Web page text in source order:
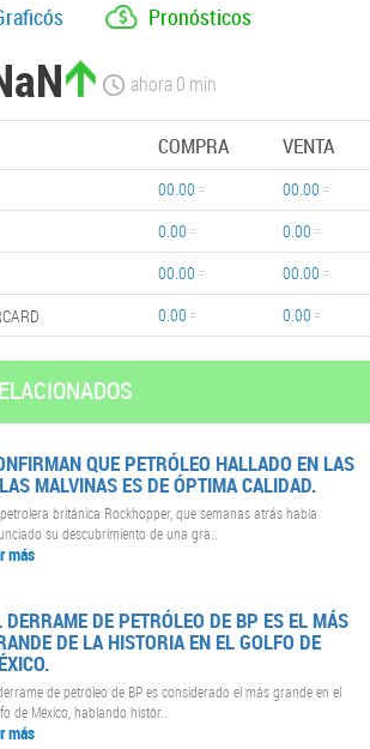
Pronósticos
ahora0 min
COMPRA VENTA
00.00
00.00
0.00
0.00
00.00
00.00
0.00 0.00
QUE PETRÓLEO HALLADO EN LAS
MALVINAS ES DE ÓPTIMA CALIDAD.
británica Rockhopper, que semanas atrás había
su descubrimiento de una gra..
más
DERRAME DE PETRÓLEO DE BP ES EL MÁS
DE LA HISTORIA EN EL GOLFO DE
de petróleo de BP es considerado el más grande en el
de México, hablando histór..
más